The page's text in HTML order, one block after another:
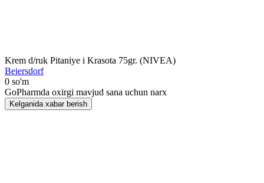
Krem d/ruk Pitaniye i Krasota 75gr. (NIVEA)
Beiersdorf
0 so'm
GoPharmda oxirgi mavjud sana uchun narx
Kelganida xabar berish